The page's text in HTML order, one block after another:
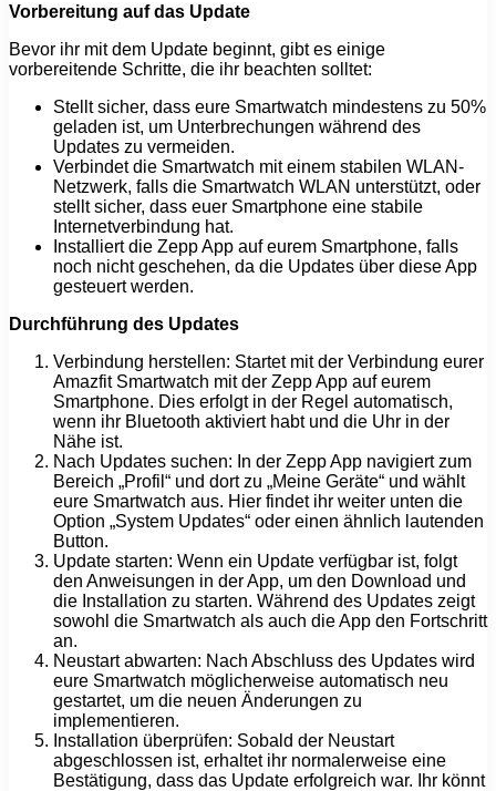
Vorbereitung auf das Update
Bevor ihr mit dem Update beginnt, gibt es einige
vorbereitende Schritte, die ihr beachten solltet:
Stellt sicher, dass eure Smartwatch mindestens zu 50%
geladen ist, um Unterbrechungen während des
Updates zu vermeiden.
Verbindet die Smartwatch mit einem stabilen WLAN-
Netzwerk, falls die Smartwatch WLAN unterstützt, oder
stellt sicher, dass euer Smartphone eine stabile
Internetverbindung hat.
Installiert die Zepp App auf eurem Smartphone, falls
noch nicht geschehen, da die Updates über diese App
gesteuert werden.
Durchführung des Updates
Verbindung herstellen: Startet mit der Verbindung eurer
Amazfit Smartwatch mit der Zepp App auf eurem
Smartphone. Dies erfolgt in der Regel automatisch,
wenn ihr Bluetooth aktiviert habt und die Uhr in der
Nähe ist.
Nach Updates suchen: In der Zepp App navigiert zum
Bereich „Profil“ und dort zu „Meine Geräte“ und wählt
eure Smartwatch aus. Hier findet ihr weiter unten die
Option „System Updates“ oder einen ähnlich lautenden
Button.
Update starten: Wenn ein Update verfügbar ist, folgt
den Anweisungen in der App, um den Download und
die Installation zu starten. Während des Updates zeigt
sowohl die Smartwatch als auch die App den Fortschritt
an.
Neustart abwarten: Nach Abschluss des Updates wird
eure Smartwatch möglicherweise automatisch neu
gestartet, um die neuen Änderungen zu
implementieren.
Installation überprüfen: Sobald der Neustart
abgeschlossen ist, erhaltet ihr normalerweise eine
Bestätigung, dass das Update erfolgreich war. Ihr könnt